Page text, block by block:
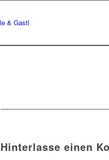
Hinterlasse einen